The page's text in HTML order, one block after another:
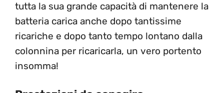
tutta la sua grande capacità di mantenere la
batteria carica anche dopo tantissime
ricariche e dopo tanto tempo lontano dalla
colonnina per ricaricarla, un vero portento
insomma!